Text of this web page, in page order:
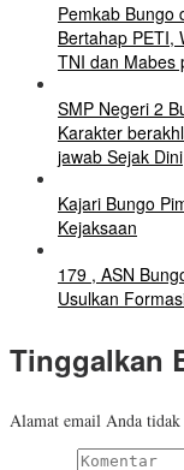
Pemkab Bungo
Bertahap PETI,
TNI dan Mabes
SMP Negeri 2
Karakter
jawab Sejak Dini
Kajari Bungo
Kejaksaan
179 , ASN
Usulkan
Tinggalkan
Alamat email Anda